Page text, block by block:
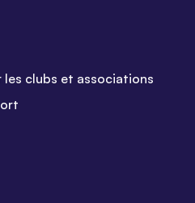
clubs et associations